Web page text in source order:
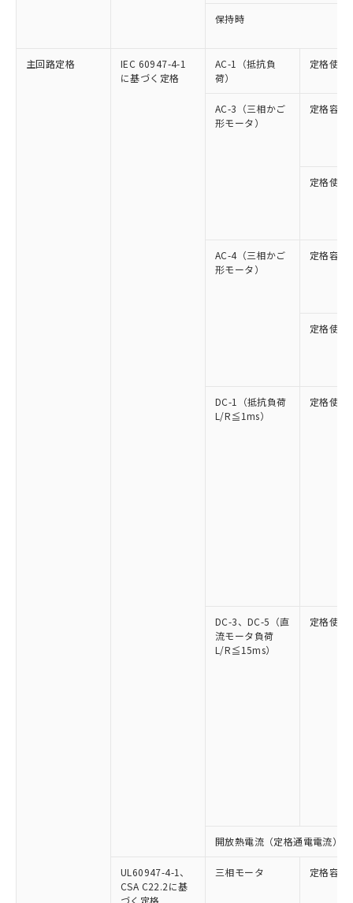
保持時
主回路定格
IEC 60947-4-1
に基づく定格
AC-1（抵抗負
荷）
定格使用
AC-3（三相かご
形モータ）
定格容量
定格使用
AC-4（三相かご
形モータ）
定格容量
定格使用
DC-1（抵抗負荷
L/R≦1ms）
定格使用
DC-3、DC-5（直
流モータ負荷
L/R≦15ms）
定格使用
開放熱電流（定格通電電流）
UL60947-4-1、
CSA C22.2に基
づく定格
三相モータ 定格容量